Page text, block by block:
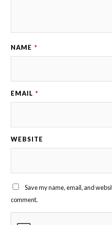
NAME *
EMAIL *
WEBSITE
Save my name, email, and
comment.